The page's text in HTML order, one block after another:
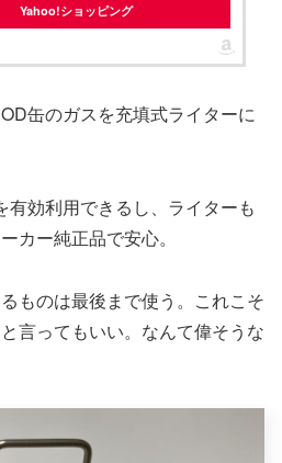
Yahoo!ショッピング
缶のガスを充填式ライターに
効利用できるし、ライターも
カー純正品で安心。
ものは最後まで使う。これこそ
言ってもいい。なんて偉そうな